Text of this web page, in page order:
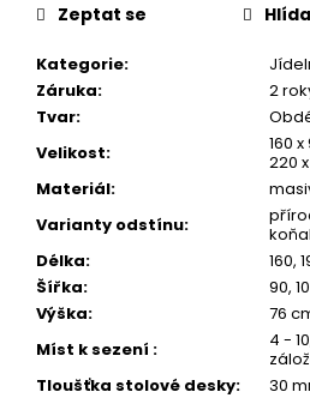
Kategorie:
Záruka:
2
Tvar:
Velikost:
160
220
Materiál:
Varianty odstínu:
Délka:
160,
Šířka:
90,
Výška:
76
Míst k sezení :
4 -
Tloušťka stolové desky:
30
Zeptat se